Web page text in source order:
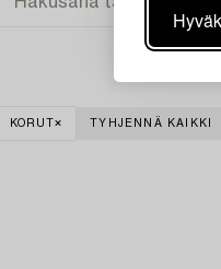
KORUT TYHJENNÄ KAIKKI